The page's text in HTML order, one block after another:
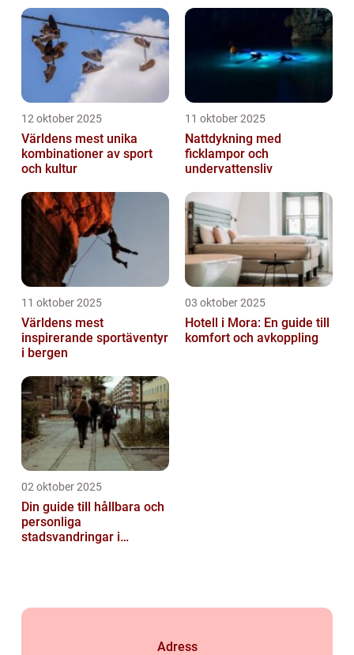
12 oktober 2025
Världens mest unika
kombinationer av sport
och kultur
11 oktober 2025
Nattdykning med
ficklampor och
undervattensliv
11 oktober 2025
Världens mest
inspirerande sportäventyr
i bergen
03 oktober 2025
Hotell i Mora: En guide till
komfort och avkoppling
02 oktober 2025
Din guide till hållbara och
personliga
stadsvandringar i
Adress